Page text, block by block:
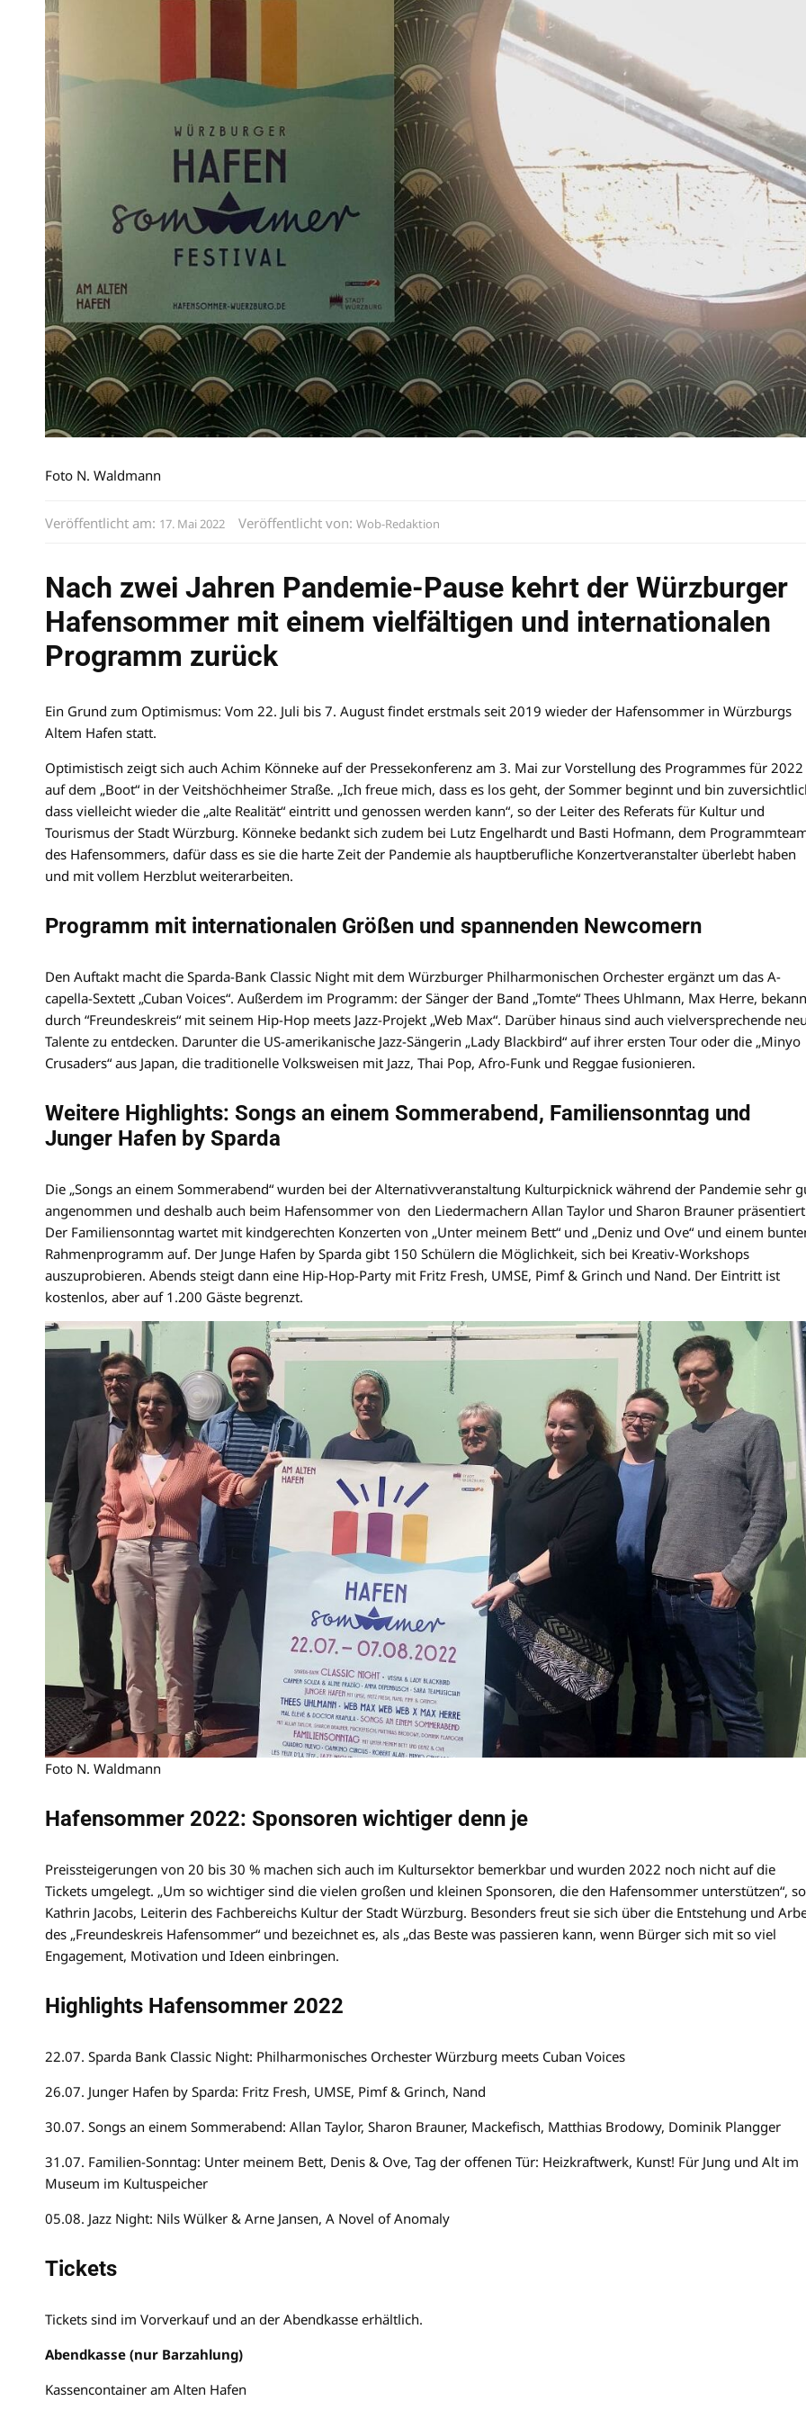
Foto N. Waldmann
Veröffentlicht am: 17. Mai 2022 Veröffentlicht von: Wob-Redaktion
Nach zwei Jahren Pandemie-Pause kehrt der Würzburger
Hafensommer mit einem vielfältigen und internationalen
Programm zurück
Ein Grund zum Optimismus: Vom 22. Juli bis 7. August findet erstmals seit 2019 wieder der Hafensommer in Würzburgs
Altem Hafen statt.
Optimistisch zeigt sich auch Achim Könneke auf der Pressekonferenz am 3. Mai zur Vorstellung des Programmes für 2022
auf dem „Boot“ in der Veitshöchheimer Straße. „Ich freue mich, dass es los geht, der Sommer beginnt und bin
dass vielleicht wieder die „alte Realität“ eintritt und genossen werden kann“, so der Leiter des Referats für Kultur und
Tourismus der Stadt Würzburg. Könneke bedankt sich zudem bei Lutz Engelhardt und Basti Hofmann, dem
des Hafensommers, dafür dass es sie die harte Zeit der Pandemie als hauptberufliche Konzertveranstalter überlebt haben
und mit vollem Herzblut weiterarbeiten.
Programm mit internationalen Größen und spannenden Newcomern
Den Auftakt macht die Sparda-Bank Classic Night mit dem Würzburger Philharmonischen Orchester ergänzt um das A-
capella-Sextett „Cuban Voices“. Außerdem im Programm: der Sänger der Band „Tomte“ Thees Uhlmann, Max Herre,
durch “Freundeskreis“ mit seinem Hip-Hop meets Jazz-Projekt „Web Max“. Darüber hinaus sind auch vielversprechende
Talente zu entdecken. Darunter die US-amerikanische Jazz-Sängerin „Lady Blackbird“ auf ihrer ersten Tour oder die „Minyo
Crusaders“ aus Japan, die traditionelle Volksweisen mit Jazz, Thai Pop, Afro-Funk und Reggae fusionieren.
Weitere Highlights: Songs an einem Sommerabend, Familiensonntag und
Junger Hafen by Sparda
Die „Songs an einem Sommerabend“ wurden bei der Alternativveranstaltung Kulturpicknick während der Pandemie sehr
angenommen und deshalb auch beim Hafensommer von den Liedermachern Allan Taylor und Sharon Brauner
Der Familiensonntag wartet mit kindgerechten Konzerten von „Unter meinem Bett“ und „Deniz und Ove“ und einem
Rahmenprogramm auf. Der Junge Hafen by Sparda gibt 150 Schülern die Möglichkeit, sich bei Kreativ-Workshops
auszuprobieren. Abends steigt dann eine Hip-Hop-Party mit Fritz Fresh, UMSE, Pimf & Grinch und Nand. Der Eintritt ist
kostenlos, aber auf 1.200 Gäste begrenzt.
Foto N. Waldmann
Hafensommer 2022: Sponsoren wichtiger denn je
Preissteigerungen von 20 bis 30 % machen sich auch im Kultursektor bemerkbar und wurden 2022 noch nicht auf die
Tickets umgelegt. „Um so wichtiger sind die vielen großen und kleinen Sponsoren, die den Hafensommer unterstützen“, so
Kathrin Jacobs, Leiterin des Fachbereichs Kultur der Stadt Würzburg. Besonders freut sie sich über die Entstehung und
des „Freundeskreis Hafensommer“ und bezeichnet es, als „das Beste was passieren kann, wenn Bürger sich mit so viel
Engagement, Motivation und Ideen einbringen.
Highlights Hafensommer 2022
22.07. Sparda Bank Classic Night: Philharmonisches Orchester Würzburg meets Cuban Voices
26.07. Junger Hafen by Sparda: Fritz Fresh, UMSE, Pimf & Grinch, Nand
30.07. Songs an einem Sommerabend: Allan Taylor, Sharon Brauner, Mackefisch, Matthias Brodowy, Dominik Plangger
31.07. Familien-Sonntag: Unter meinem Bett, Denis & Ove, Tag der offenen Tür: Heizkraftwerk, Kunst! Für Jung und Alt im
Museum im Kultuspeicher
05.08. Jazz Night: Nils Wülker & Arne Jansen, A Novel of Anomaly
Tickets
Tickets sind im Vorverkauf und an der Abendkasse erhältlich.
Abendkasse (nur Barzahlung)
Kassencontainer am Alten Hafen